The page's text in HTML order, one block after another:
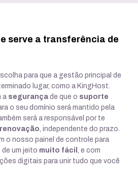
serve a transferência de
para que a gestão principal de
lugar, como a KingHost.
a segurança de que o suporte
o seu domínio será mantido pela
será a responsável por te
renovação, independente do prazo.
o nosso painel de controle para
de um jeito muito fácil , e com
digitais para unir tudo que você